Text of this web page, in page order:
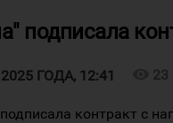
подписала
ГОДА, 12:41 23
контракт с